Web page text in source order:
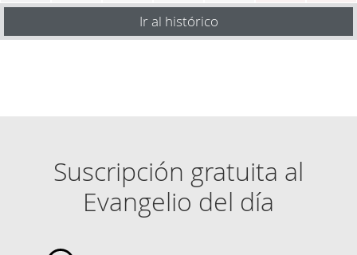
Ir al histórico
Suscripción gratuita al
Evangelio del día